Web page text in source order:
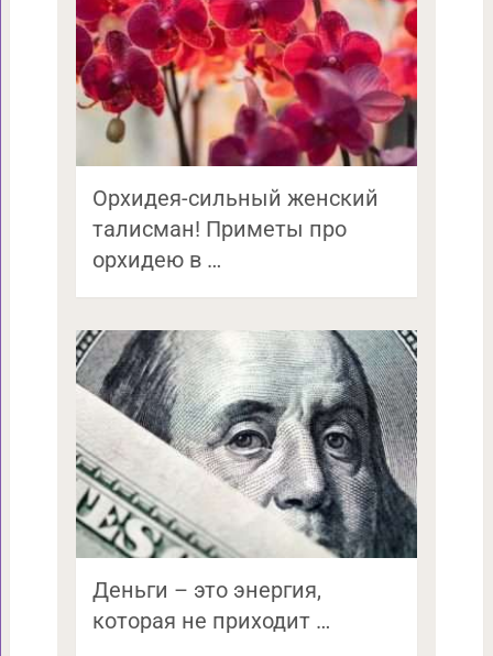
Орхидея-сильный женский
талисман! Приметы про
орхидею в …
Деньги – это энергия,
которая не приходит …